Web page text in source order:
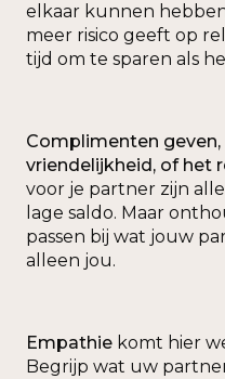
elkaar kunnen
meer risico geeft op
tijd om te sparen als
Complimenten
vriendelijkheid, of het
voor je partner zijn
lage saldo. Maar
passen bij wat jouw
alleen jou.
Empathie komt hier
Begrijp wat uw